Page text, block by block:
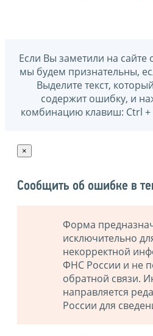
Если Вы заметили на сайте
мы будем признательны,
Выделите текст,
содержит ошибку, и
комбинацию клавиш: Ctrl
×
Сообщить об ошибке в
Форма
исключительно
некорректной
ФНС России и не
обратной связи.
направляется
России для